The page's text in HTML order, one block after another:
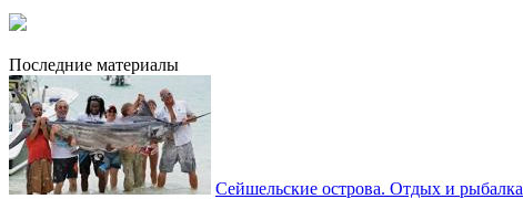
Последние материалы
Сейшельские острова. Отдых и рыбалка